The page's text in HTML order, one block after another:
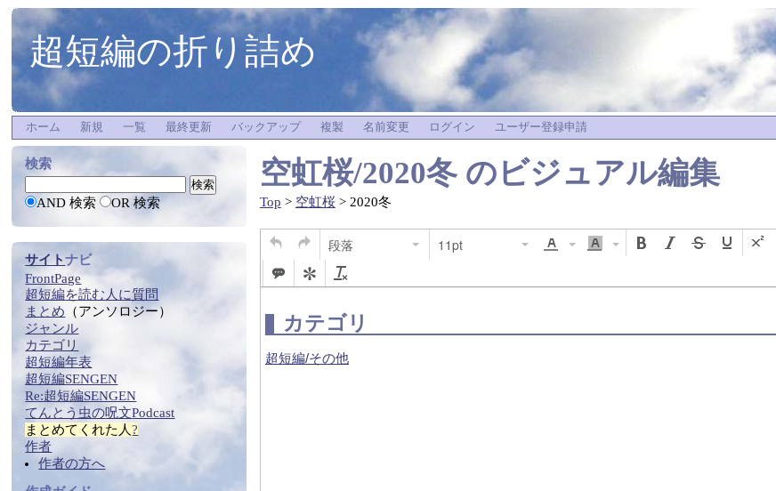
超短編の折り詰め
ホーム 新規 一覧 最終更新 バックアップ 複製 名前変更 ログイン ユーザー登録申請
空虹桜/2020冬のビジュアル編集
Top > 空虹桜> 2020冬
段落 11pt
検索
AND 検索 OR 検索
サイトナビ
FrontPage
超短編を読む 人に質問
まとめ （アンソロジー）
ジャンル
カテゴリ
超短編年表
超短編SENGEN
Re:超短編SENGEN
てんとう虫の呪文Podcast
まとめてくれた人?
作者
作者の方へ